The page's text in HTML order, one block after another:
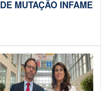
DE MUTAÇÃO INFAME